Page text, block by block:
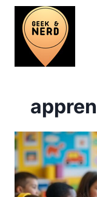
Aller
contenu